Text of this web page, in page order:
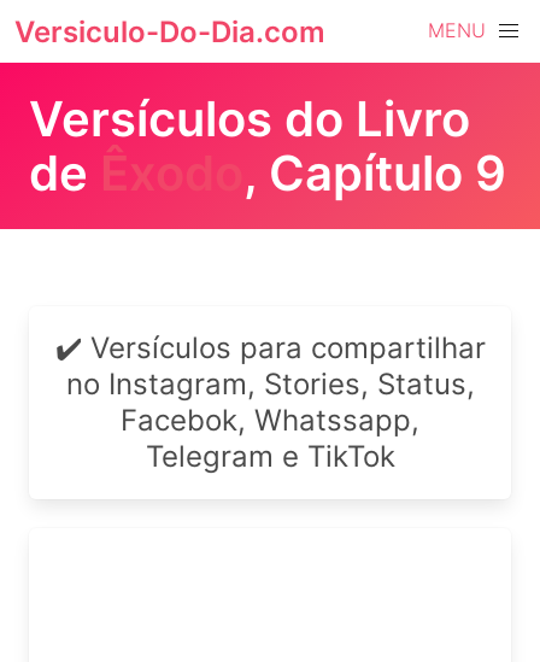
Versiculo-Do-Dia.com MENU
Versículos do Livro
de Êxodo , Capítulo 9
✔️ Versículos para compartilhar
no Instagram, Stories, Status,
Facebok, Whatssapp,
Telegram e TikTok